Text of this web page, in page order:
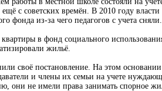
с советских времён. В 2010 году
фонда из-за чего педагогов с учета сняли.
в фонд социального
жильё.
своё постановление. На этом
и члены их семьи на учете
они не имели права занимать спорное